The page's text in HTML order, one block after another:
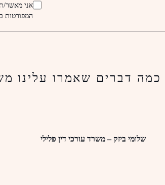
אני מאשר/
המפורטות
כמה דברים שאמרו עלינו
שלומי ביזק – משרד עורכי דין פלילי